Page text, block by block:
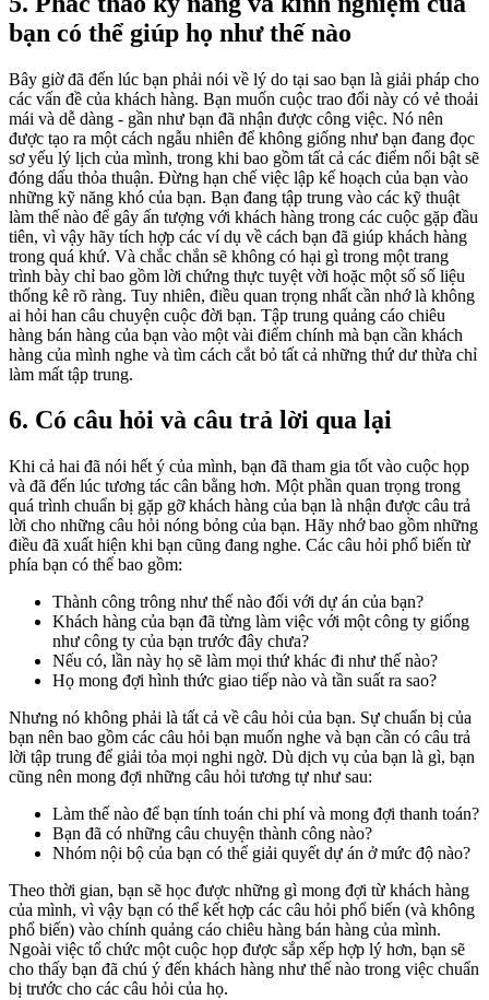
bạn có thể giúp họ như thế nào
Bây giờ đã đến lúc bạn phải nói về lý do tại sao bạn là giải pháp cho
các vấn đề của khách hàng. Bạn muốn cuộc trao đổi này có vẻ thoải
mái và dễ dàng - gần như bạn đã nhận được công việc. Nó nên
được tạo ra một cách ngẫu nhiên để không giống như bạn đang đọc
sơ yếu lý lịch của mình, trong khi bao gồm tất cả các điểm nổi bật sẽ
đóng dấu thỏa thuận. Đừng hạn chế việc lập kế hoạch của bạn vào
những kỹ năng khó của bạn. Bạn đang tập trung vào các kỹ thuật
làm thế nào để gây ấn tượng với khách hàng trong các cuộc gặp đầu
tiên, vì vậy hãy tích hợp các ví dụ về cách bạn đã giúp khách hàng
trong quá khứ. Và chắc chắn sẽ không có hại gì trong một trang
trình bày chỉ bao gồm lời chứng thực tuyệt vời hoặc một số số liệu
thống kê rõ ràng. Tuy nhiên, điều quan trọng nhất cần nhớ là không
ai hỏi han câu chuyện cuộc đời bạn. Tập trung quảng cáo chiêu
hàng bán hàng của bạn vào một vài điểm chính mà bạn cần khách
hàng của mình nghe và tìm cách cắt bỏ tất cả những thứ dư thừa chỉ
làm mất tập trung.
6. Có câu hỏi và câu trả lời qua lại
Khi cả hai đã nói hết ý của mình, bạn đã tham gia tốt vào cuộc họp
và đã đến lúc tương tác cân bằng hơn. Một phần quan trọng trong
quá trình chuẩn bị gặp gỡ khách hàng của bạn là nhận được câu trả
lời cho những câu hỏi nóng bỏng của bạn. Hãy nhớ bao gồm những
điều đã xuất hiện khi bạn cũng đang nghe. Các câu hỏi phổ biến từ
phía bạn có thể bao gồm:
Thành công trông như thế nào đối với dự án của bạn?
Khách hàng của bạn đã từng làm việc với một công ty giống
như công ty của bạn trước đây chưa?
Nếu có, lần này họ sẽ làm mọi thứ khác đi như thế nào?
Họ mong đợi hình thức giao tiếp nào và tần suất ra sao?
Nhưng nó không phải là tất cả về câu hỏi của bạn. Sự chuẩn bị của
bạn nên bao gồm các câu hỏi bạn muốn nghe và bạn cần có câu trả
lời tập trung để giải tỏa mọi nghi ngờ. Dù dịch vụ của bạn là gì, bạn
cũng nên mong đợi những câu hỏi tương tự như sau:
Làm thế nào để bạn tính toán chi phí và mong đợi thanh toán?
Bạn đã có những câu chuyện thành công nào?
Nhóm nội bộ của bạn có thể giải quyết dự án ở mức độ nào?
Theo thời gian, bạn sẽ học được những gì mong đợi từ khách hàng
của mình, vì vậy bạn có thể kết hợp các câu hỏi phổ biến (và không
phổ biến) vào chính quảng cáo chiêu hàng bán hàng của mình.
Ngoài việc tổ chức một cuộc họp được sắp xếp hợp lý hơn, bạn sẽ
cho thấy bạn đã chú ý đến khách hàng như thế nào trong việc chuẩn
bị trước cho các câu hỏi của họ.